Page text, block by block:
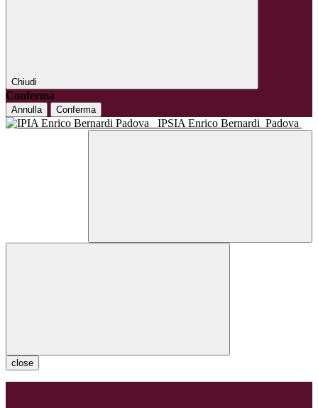
Chiudi
Conferma
Annulla Conferma
IPSIA Enrico Bernardi Padova
close